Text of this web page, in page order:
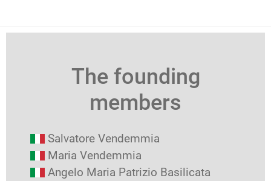
The founding
members
Salvatore Vendemmia
Maria Vendemmia
Angelo Maria Patrizio Basilicata